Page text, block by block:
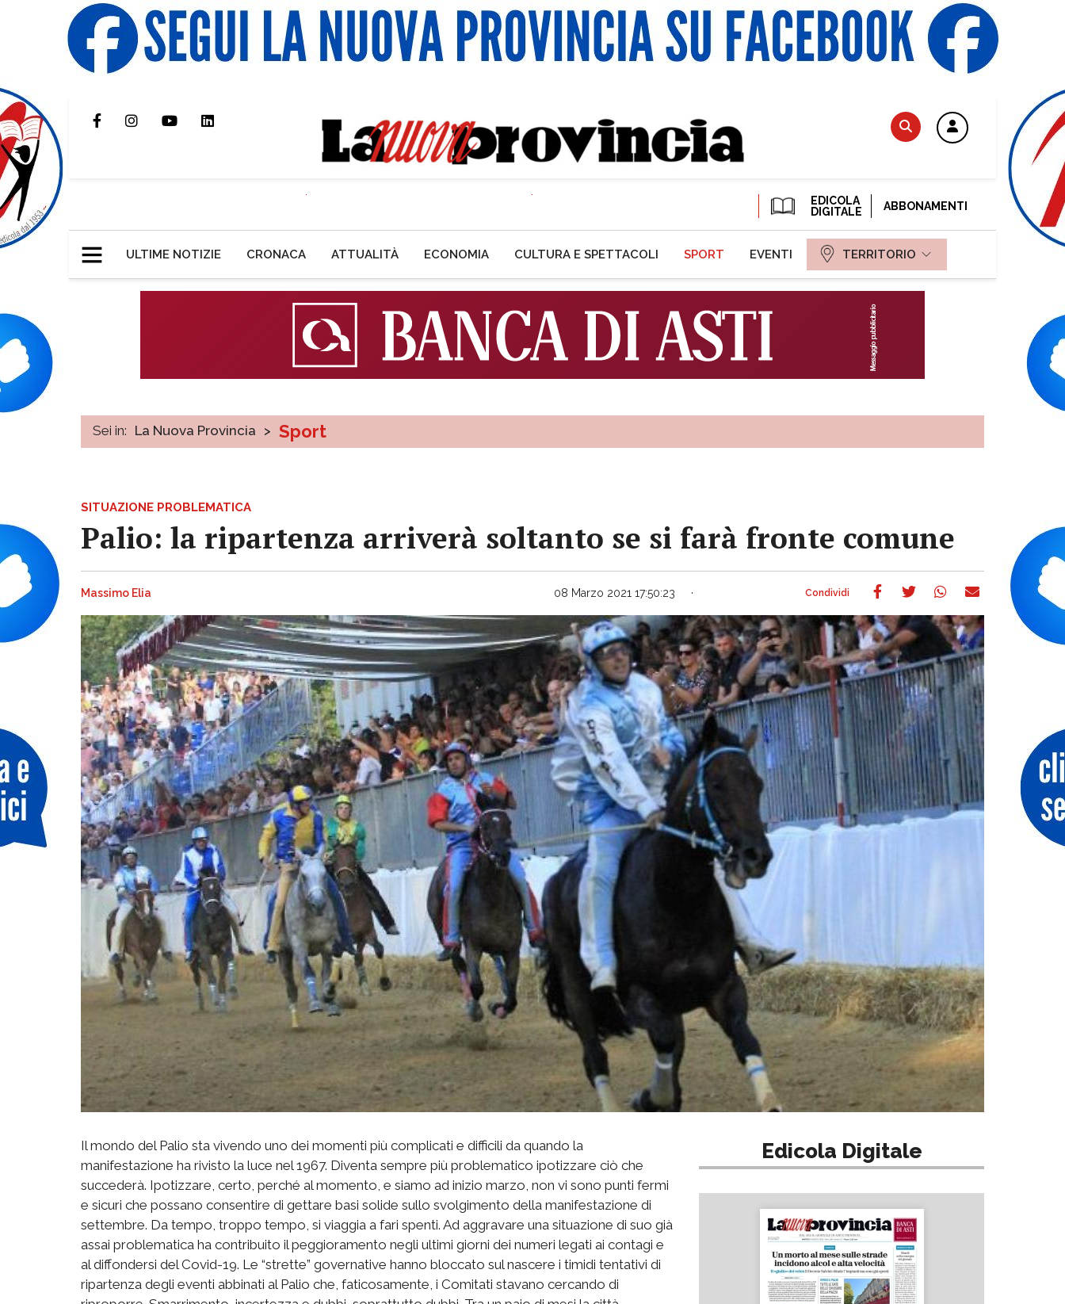
EDICOLA
DIGITALE
ABBONAMENTI
ULTIME NOTIZIE CRONACA ATTUALITÀ ECONOMIA CULTURA E SPETTACOLI SPORT EVENTI TERRITORIO
Sei in: La Nuova Provincia > Sport
SITUAZIONE PROBLEMATICA
Palio: la ripartenza arriverà soltanto se si farà fronte comune
Massimo Elia 08 Marzo 2021 17:50:23
Il mondo del Palio sta vivendo uno dei momenti più complicati e difficili da quando la
manifestazione ha rivisto la luce nel 1967. Diventa sempre più problematico ipotizzare ciò che
succederà. Ipotizzare, certo, perché al momento, e siamo ad inizio marzo, non vi sono punti fermi
e sicuri che possano consentire di gettare basi solide sullo svolgimento della manifestazione di
settembre. Da tempo, troppo tempo, si viaggia a fari spenti. Ad aggravare una situazione di suo già
assai problematica ha contribuito il peggioramento negli ultimi giorni dei numeri legati ai contagi e
al diffondersi del Covid-19. Le “strette” governative hanno bloccato sul nascere i timidi tentativi di
ripartenza degli eventi abbinati al Palio che, faticosamente, i Comitati stavano cercando di
Edicola Digitale